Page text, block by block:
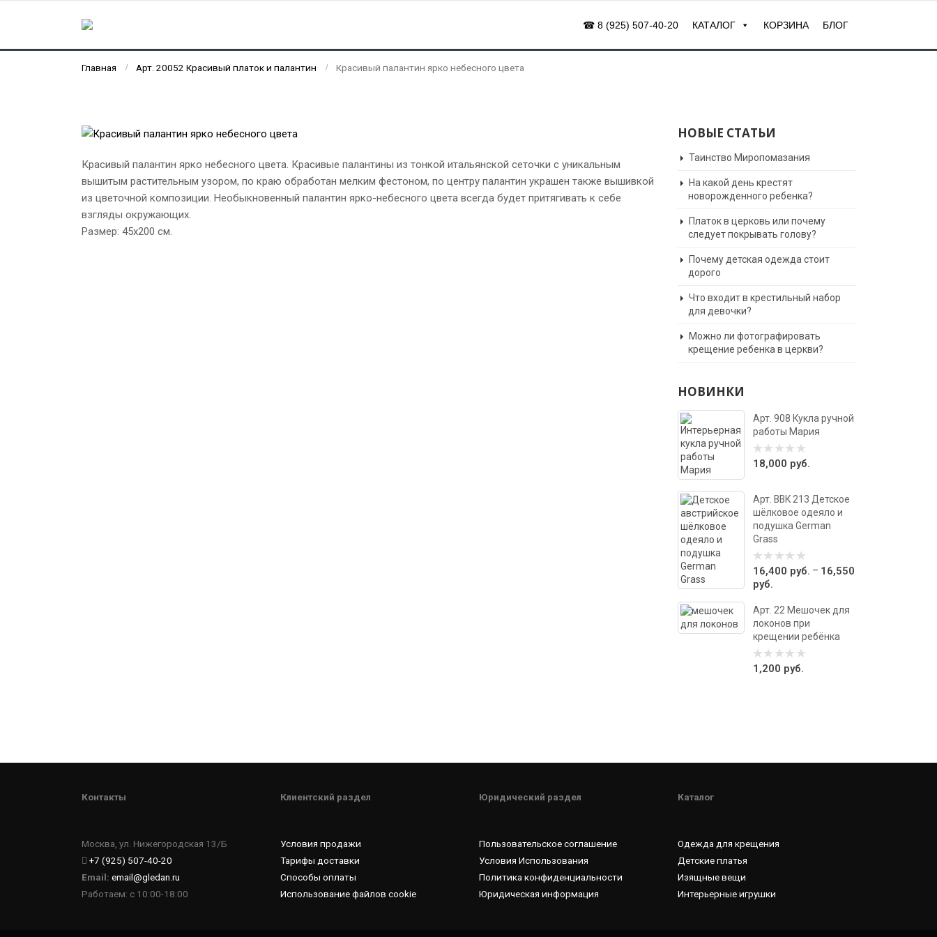
☎ 8 (925) 507-40-20 КАТАЛОГ КОРЗИНА БЛОГ
Главная Арт. 20052 Красивый платок и палантин Красивый палантин ярко небесного цвета
Красивый палантин ярко небесного цвета. Красивые палантины из тонкой итальянской сеточки с уникальным
вышитым растительным узором, по краю обработан мелким фестоном, по центру палантин украшен также вышивкой
из цветочной композиции. Необыкновенный палантин ярко-небесного цвета всегда будет притягивать к себе
взгляды окружающих.
Размер: 45х200 см.
НОВЫЕ СТАТЬИ
Таинство Миропомазания
На какой день крестят
новорожденного ребенка?
Платок в церковь или почему
следует покрывать голову?
Почему детская одежда стоит
дорого
Что входит в крестильный набор
для девочки?
Можно ли фотографировать
крещение ребенка в церкви?
НОВИНКИ
Арт. 908 Кукла ручной
работы Мария
0
out
18,000 руб.
Арт. ВВК 213 Детское
шёлковое одеяло и
подушка German
Grass
0
out
of
16,400 руб. – 16,550
руб.
Арт. 22 Мешочек для
локонов при
крещении ребёнка
0
out
1,200 руб.
Контакты
Москва, ул. Нижегородская 13/Б
+7 (925) 507-40-20
Email: email@gledan.ru
Работаем: с 10:00-18:00
Клиентский раздел
Условия продажи
Тарифы доставки
Способы оплаты
Использование файлов cookie
Юридический раздел
Пользовательское соглашение
Условия Использования
Политика конфиденциальности
Юридическая информация
Каталог
Одежда для крещения
Детские платья
Изящные вещи
Интерьерные игрушки